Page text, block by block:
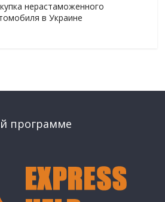
нерастаможенного
в Украине
программе